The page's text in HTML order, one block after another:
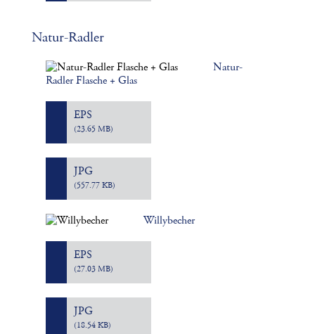
Natur-Radler
Natur-
Radler Flasche + Glas
EPS
(23.65 MB)
JPG
(557.77 KB)
Willybecher
EPS
(27.03 MB)
JPG
(18.54 KB)